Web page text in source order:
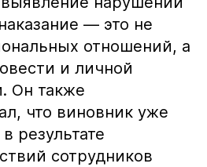
— это не
отношений, а
и личной
Он также
что виновник уже
результате
сотрудников